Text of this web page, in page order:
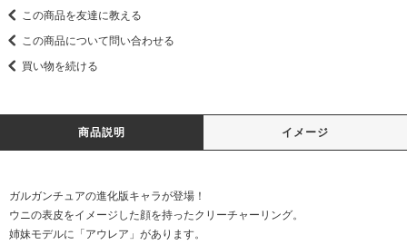
この商品を友達に教える
この商品について問い合わせる
買い物を続ける
商品説明 イメージ
ガルガンチュアの進化版キャラが登場！
ウニの表皮をイメージした顔を持ったクリーチャーリング。
姉妹モデルに「アウレア」があります。